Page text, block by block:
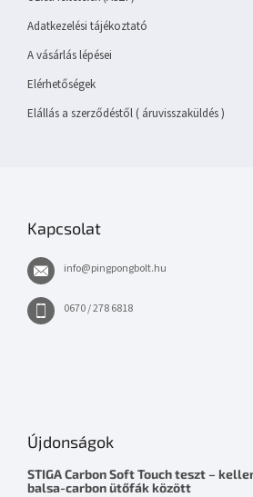
Adatkezelési tájékoztató
A vásárlás lépései
Elérhetőségek
Elállás a szerződéstől ( áruvisszaküldés )
Kapcsolat
info@pingpongbolt.hu
0670 / 278 6818
Újdonságok
STIGA Carbon Soft Touch teszt –
balsa-carbon ütőfák között